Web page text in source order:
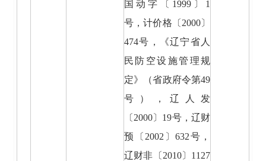
国动字〔1999〕1
号，计价格〔2000〕
474号，《辽宁省人
民防空设施管理规
定》（省政府令第49
号），辽人发
〔2000〕19号，辽财
预〔2002〕632号，
辽财非〔2010〕1127